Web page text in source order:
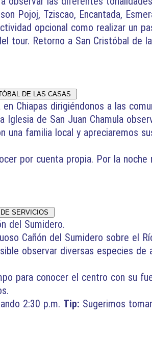
Pojoj, Tziscao, Encantada,
opcional como realizar un
tour. Retorno a San Cristóbal de
DE LAS CASAS
Chiapas dirigiéndonos a las
Iglesia de San Juan Chamula
una familia local y apreciaremos
por cuenta propia. Por la
SERVICIOS
del Sumidero.
Cañón del Sumidero sobre el
observar diversas especies de
para conocer el centro con su
2:30 p.m. Tip: Sugerimos